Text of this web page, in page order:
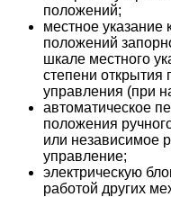
положений;
местное
положений
шкале местного
степени открытия
управления (при
автоматическое
положения
или независимое
управление;
электрическую
работой других